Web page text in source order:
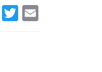
Facebook
Twitter